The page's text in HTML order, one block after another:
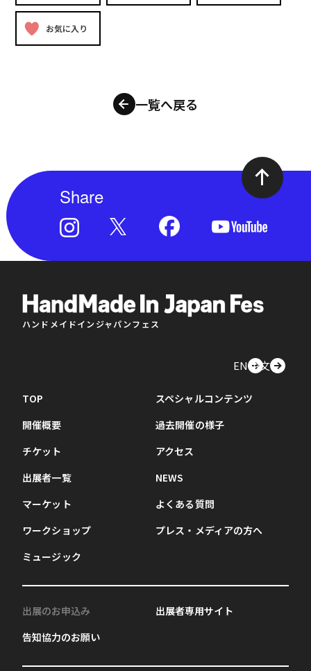
お気に入り
一覧へ戻る
Share
ハンドメイドインジャパンフェス
EN中文
TOP
開催概要
チケット
出展者一覧
マーケット
ワークショップ
ミュージック
スペシャルコンテンツ
過去開催の様子
アクセス
NEWS
よくある質問
プレス・メディアの方へ
出展のお申込み
告知協力のお願い
出展者専用サイト